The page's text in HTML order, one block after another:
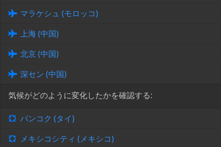
マラケシュ (モロッコ)
上海 (中国)
北京 (中国)
深セン (中国)
気候がどのように変化したかを確認する:
バンコク (タイ)
メキシコシティ (メキシコ)